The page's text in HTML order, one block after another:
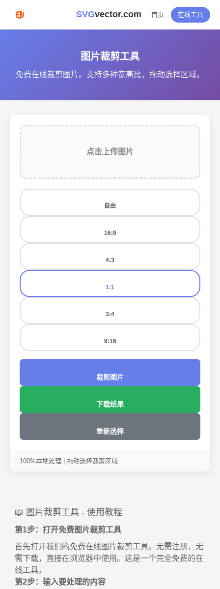
SVGvector.com 首页 在线工具
图片裁剪工具
免费在线裁剪图片。支持多种宽高比，拖动选择区域。
点击上传图片
自由
16:9
4:3
1:1
3:4
9:16
裁剪图片
下载结果
重新选择
100%本地处理 | 拖动选择裁剪区域
📖 图片裁剪工具 - 使用教程
第1步：打开免费图片裁剪工具
首先打开我们的免费在线图片裁剪工具。无需注册，无
需下载，直接在浏览器中使用。这是一个完全免费的在
线工具。
第2步：输入要处理的内容